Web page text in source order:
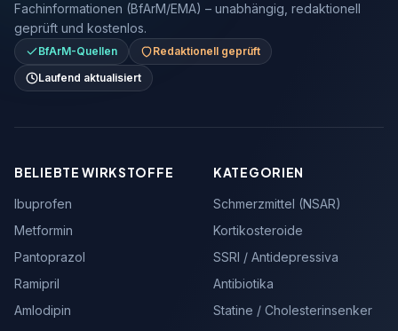
Fachinformationen (BfArM/EMA) – unabhängig, redaktionell
geprüft und kostenlos.
BfArM-Quellen
Redaktionell geprüft
Laufend aktualisiert
BELIEBTE WIRKSTOFFE
Ibuprofen
Metformin
Pantoprazol
Ramipril
Amlodipin
KATEGORIEN
Schmerzmittel (NSAR)
Kortikosteroide
SSRI / Antidepressiva
Antibiotika
Statine / Cholesterinsenker